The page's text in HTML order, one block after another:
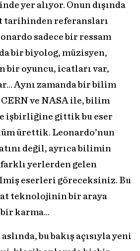
yer alıyor. Onun dışında
tarihinden referansları
sadece bir ressam
bir biyolog, müzisyen,
bir oyuncu, icatları var,
Aynı zamanda bir bilim
CERN ve NASA ile, bilim
işbirliğine gittik bu eser
ürettik. Leonardo’nun
değil, ayrıca bilimin
yerlerden gelen
eserleri göreceksiniz. Bu
teknolojinin bir araya
karma…
aslında, bu bakış açısıyla yeni